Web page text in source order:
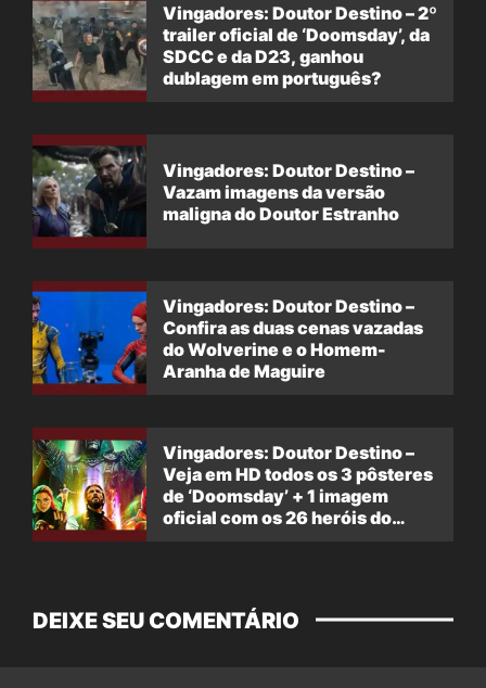
Vingadores: Doutor Destino – 2º
trailer oficial de ‘Doomsday’, da
SDCC e da D23, ganhou
dublagem em português?
Vingadores: Doutor Destino –
Vazam imagens da versão
maligna do Doutor Estranho
Vingadores: Doutor Destino –
Confira as duas cenas vazadas
do Wolverine e o Homem-
Aranha de Maguire
Vingadores: Doutor Destino –
Veja em HD todos os 3 pôsteres
de ‘Doomsday’ + 1 imagem
oficial com os 26 heróis do
DEIXE SEU COMENTÁRIO